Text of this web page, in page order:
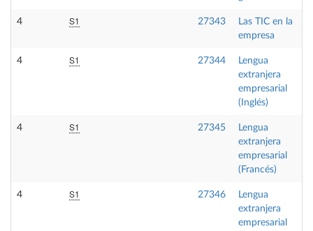
4 S1 27343
Las TIC en la
empresa
4 S1 27344
Lengua
extranjera
empresarial
(Inglés)
4 S1 27345
Lengua
extranjera
empresarial
(Francés)
4 S1 27346
Lengua
extranjera
empresarial